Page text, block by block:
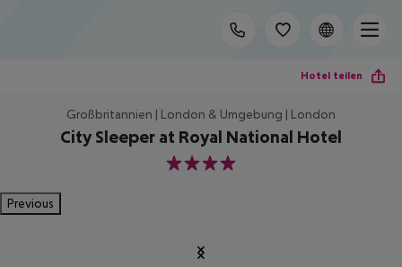
Hotel teilen
Großbritannien | London & Umgebung | London
City Sleeper at Royal National Hotel
4
Previous